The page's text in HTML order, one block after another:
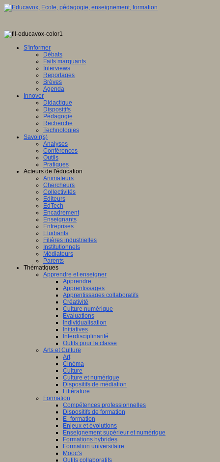
S'informer
Débats
Faits marquants
Interviews
Reportages
Brèves
Agenda
Innover
Didactique
Dispositifs
Pédagogie
Recherche
Technologies
Savoir(s)
Analyses
Conférences
Outils
Pratiques
Acteurs de l'éducation
Animateurs
Chercheurs
Collectivités
Editeurs
EdTech
Encadrement
Enseignants
Entreprises
Etudiants
Filières industrielles
Institutionnels
Médiateurs
Parents
Thématiques
Apprendre et enseigner
Apprendre
Apprentissages
Apprentissages collaboratifs
Créativité
Culture numérique
Evaluations
Individualisation
Initiatives
Interdisciplinarité
Outils pour la classe
Arts et Culture
Art
Cinéma
Culture
Culture et numérique
Dispositifs de médiation
Littérature
Formation
Compétences professionnelles
Dispositifs de formation
E- formation
Enjeux et évolutions
Enseignement supérieur et numérique
Formations hybrides
Formation universitaire
Mooc’s
Outils collaboratifs